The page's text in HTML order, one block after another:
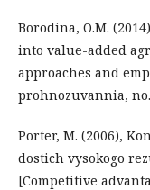
Borodina, O.M.
into value-added
approaches and
prohnozuvannia, no.
Porter, M. (2006),
dostich vysokogo
[Competitive